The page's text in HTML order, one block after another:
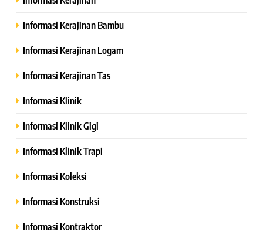
Informasi Kerajinan Bambu
Informasi Kerajinan Logam
Informasi Kerajinan Tas
Informasi Klinik
Informasi Klinik Gigi
Informasi Klinik Trapi
Informasi Koleksi
Informasi Konstruksi
Informasi Kontraktor